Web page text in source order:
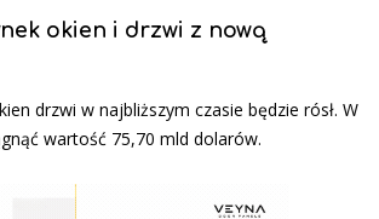
okien i drzwi z nową
drzwi w najbliższym czasie będzie rósł. W
wartość 75,70 mld dolarów.